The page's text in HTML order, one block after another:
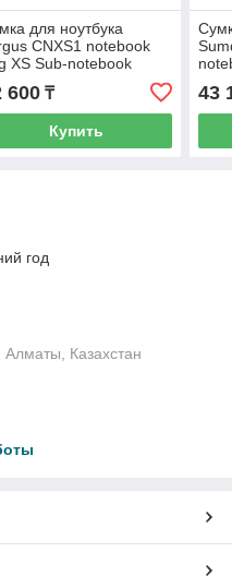
для ноутбука
CNXS1 notebook
XS Sub-notebook
12")
600₸
Купить
43
год
Казахстан